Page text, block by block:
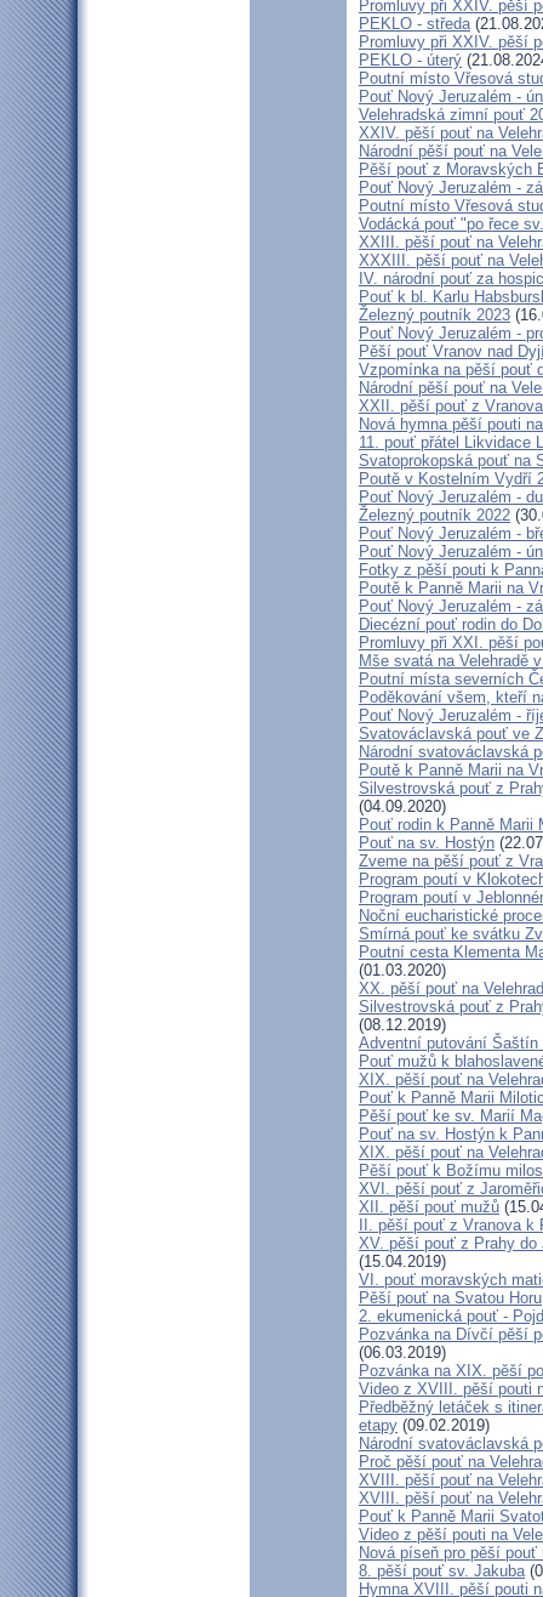
Promluvy při XXIV. pěší
PEKLO - středa
Promluvy při XXIV. pěší
PEKLO - úterý
Poutní místo Vřesová
Pouť Nový Jeruzalém -
Velehradská zimní pouť
XXIV. pěší pouť na
Národní pěší pouť na
Pěší pouť z Moravských
Pouť Nový Jeruzalém -
Poutní místo Vřesová
Vodácká pouť "po řece
XXIII. pěší pouť na
XXXIII. pěší pouť na
IV. národní pouť za
Pouť k bl. Karlu
Železný poutník 2023
Pouť Nový Jeruzalém -
Pěší pouť Vranov nad
Vzpomínka na pěší pouť
Národní pěší pouť na
XXII. pěší pouť z
Nová hymna pěší pouti
11. pouť přátel Likvidace
Svatoprokopská pouť na
Poutě v Kostelním Vydří
Pouť Nový Jeruzalém -
Železný poutník 2022
Pouť Nový Jeruzalém -
Pouť Nový Jeruzalém -
Fotky z pěší pouti k
Poutě k Panně Marii na
Pouť Nový Jeruzalém -
Diecézní pouť rodin do
Promluvy při XXI. pěší
Mše svatá na Velehradě
Poutní místa severních
Poděkování všem, kteří
Pouť Nový Jeruzalém -
Svatováclavská pouť ve
Národní svatováclavská
Poutě k Panně Marii na
Silvestrovská pouť z
(04.09.2020)
Pouť rodin k Panně Marii
Pouť na sv. Hostýn
Zveme na pěší pouť z
Program poutí v
Program poutí v
Noční eucharistické
Smírná pouť ke svátku
Poutní cesta Klementa
(01.03.2020)
XX. pěší pouť na
Silvestrovská pouť z
(08.12.2019)
Adventní putování Šaštín
Pouť mužů k
XIX. pěší pouť na
Pouť k Panně Marii
Pěší pouť ke sv. Marií
Pouť na sv. Hostýn k
XIX. pěší pouť na
Pěší pouť k Božímu
XVI. pěší pouť z
XII. pěší pouť mužů
II. pěší pouť z Vranova k
XV. pěší pouť z Prahy
(15.04.2019)
VI. pouť moravských
Pěší pouť na Svatou Horu
2. ekumenická pouť -
Pozvánka na Dívčí pěší
(06.03.2019)
Pozvánka na XIX. pěší
Video z XVIII. pěší pouti
Předběžný letáček s
etapy (09.02.2019)
Národní svatováclavská
Proč pěší pouť na
XVIII. pěší pouť na
XVIII. pěší pouť na
Pouť k Panně Marii
Video z pěší pouti na
Nová píseň pro pěší
8. pěší pouť sv. Jakuba
Hymna XVIII. pěší pouti